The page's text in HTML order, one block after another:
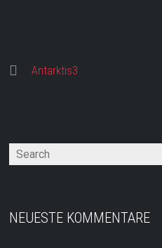
Antarktis3
NEUESTE KOMMENTARE